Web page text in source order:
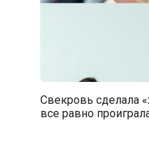
Свекровь сделала
все равно